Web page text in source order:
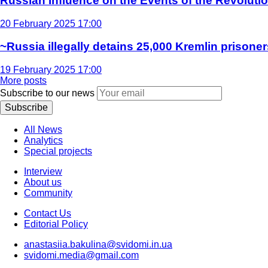
20 February 2025 17:00
~Russia illegally detains 25,000 Kremlin
19 February 2025 17:00
More posts
Subscribe to our news
Subscribe
All News
Analytics
Special projects
Interview
About us
Community
Contact Us
Editorial Policy
anastasiia.bakulina@svidomi.in.ua
svidomi.media@gmail.com